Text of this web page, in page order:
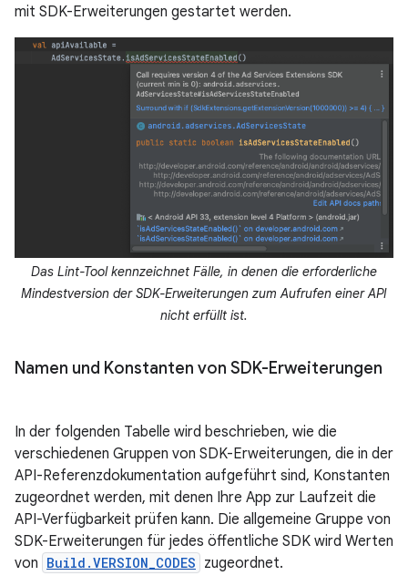
mit SDK-Erweiterungen gestartet werden.
Das Lint-Tool kennzeichnet Fälle, in denen die erforderliche
Mindestversion der SDK-Erweiterungen zum Aufrufen einer API
nicht erfüllt ist.
Namen und Konstanten von SDK-Erweiterungen
In der folgenden Tabelle wird beschrieben, wie die
verschiedenen Gruppen von SDK-Erweiterungen, die in der
API-Referenzdokumentation aufgeführt sind, Konstanten
zugeordnet werden, mit denen Ihre App zur Laufzeit die
API-Verfügbarkeit prüfen kann. Die allgemeine Gruppe von
SDK-Erweiterungen für jedes öffentliche SDK wird Werten
von Build.VERSION_CODES zugeordnet.